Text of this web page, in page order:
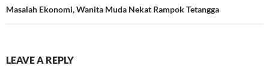
Masalah Ekonomi, Wanita Muda Nekat Rampok Tetangga
LEAVE A REPLY